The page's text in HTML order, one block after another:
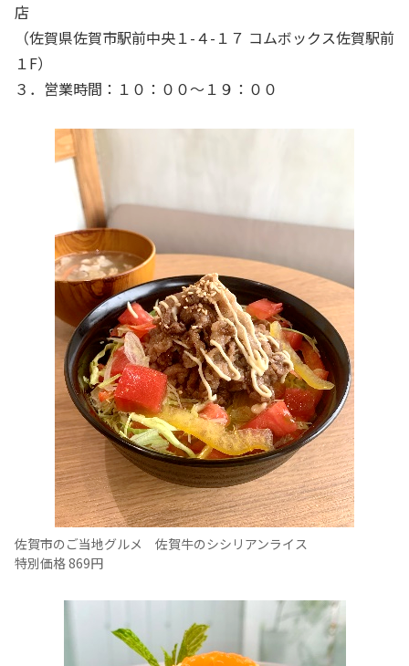
店
（佐賀県佐賀市駅前中央１-４- １７ コムボックス佐賀駅前
１F）
３．営業時間：１０：００～１９：００
佐賀市のご当地グルメ 佐賀牛のシシリアンライス
特別価格 869円